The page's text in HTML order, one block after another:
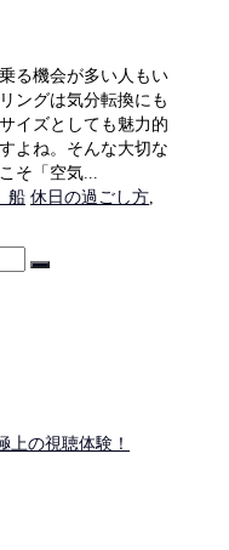
る機会が多い人もい
ングは気分転換にも
イズとしても魅力的
よね。そんな大切な
そ「空気...
船 休日の過ごし方,
上の視聴体験！